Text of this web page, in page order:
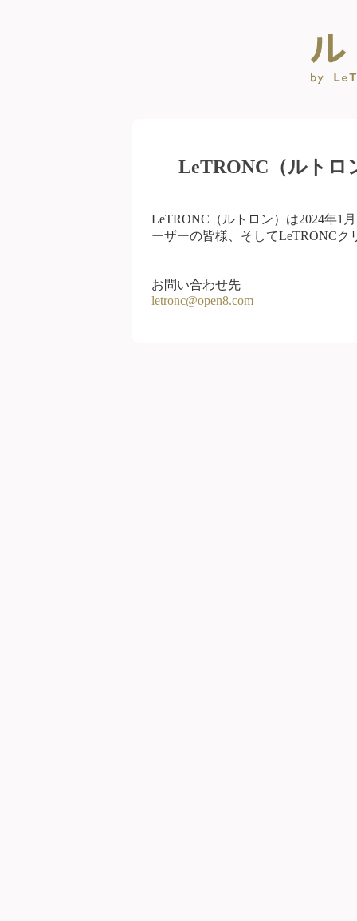
LeTRONC（ルトロ
LeTRONC（ルトロン）は2024年1
ーザーの皆様、そしてLeTRONC
お問い合わせ先
letronc@open8.com